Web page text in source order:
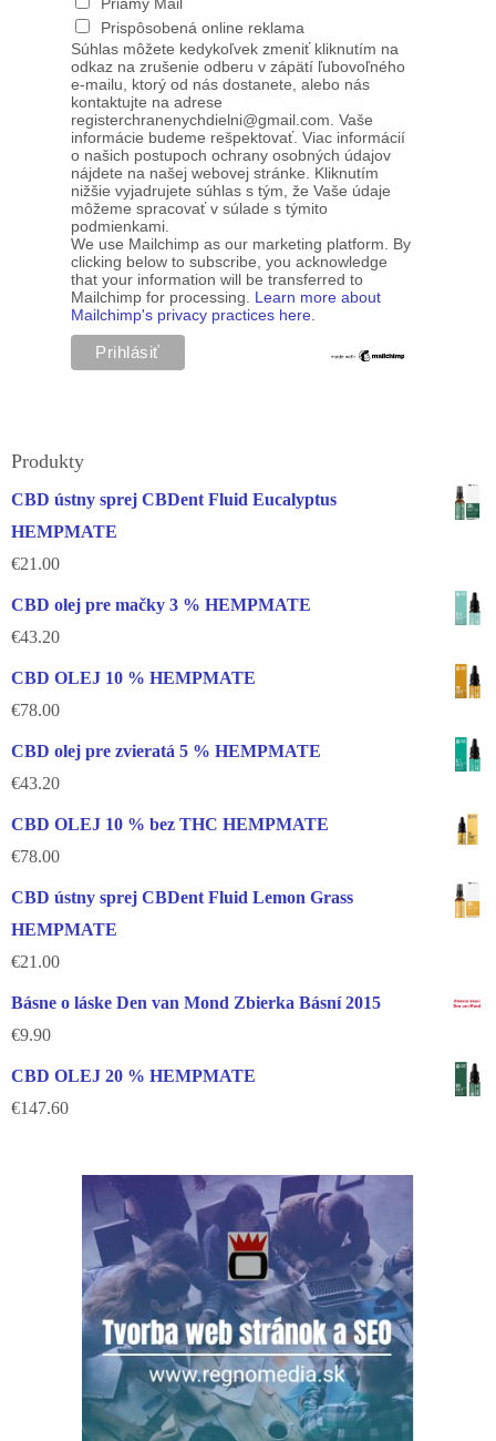
Prispôsobená online reklama
Súhlas môžete kedykoľvek zmeniť kliknutím na
odkaz na zrušenie odberu v zápätí ľubovoľného
e-mailu, ktorý od nás dostanete, alebo nás
kontaktujte na adrese
registerchranenychdielni@gmail.com. Vaše
informácie budeme rešpektovať. Viac informácií
o našich postupoch ochrany osobných údajov
nájdete na našej webovej stránke. Kliknutím
nižšie vyjadrujete súhlas s tým, že Vaše údaje
môžeme spracovať v súlade s týmito
podmienkami.
We use Mailchimp as our marketing platform. By
clicking below to subscribe, you acknowledge
that your information will be transferred to
Mailchimp for processing. Learn more about
Mailchimp's privacy practices here.
Produkty
CBD ústny sprej CBDent Fluid Eucalyptus
HEMPMATE
€21.00
CBD olej pre mačky 3 % HEMPMATE
€43.20
CBD OLEJ 10 % HEMPMATE
€78.00
CBD olej pre zvieratá 5 % HEMPMATE
€43.20
CBD OLEJ 10 % bez THC HEMPMATE
€78.00
CBD ústny sprej CBDent Fluid Lemon Grass
HEMPMATE
€21.00
Básne o láske Den van Mond Zbierka Básní 2015
€9.90
CBD OLEJ 20 % HEMPMATE
€147.60